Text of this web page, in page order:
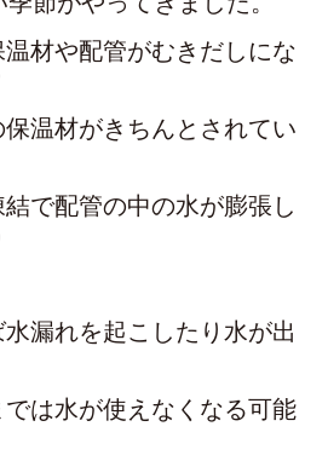
材や配管がむきだしにな
温材がきちんとされてい
で配管の中の水が膨張し
漏れを起こしたり水が出
は水が使えなくなる可能